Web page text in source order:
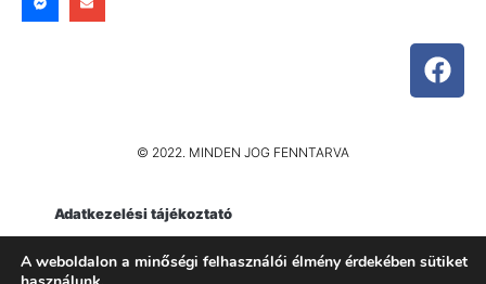
© 2022. MINDEN JOG FENNTARVA
Adatkezelési tájékoztató
Impresszum
A weboldalon a minőségi felhasználói élmény érdekében sütiket